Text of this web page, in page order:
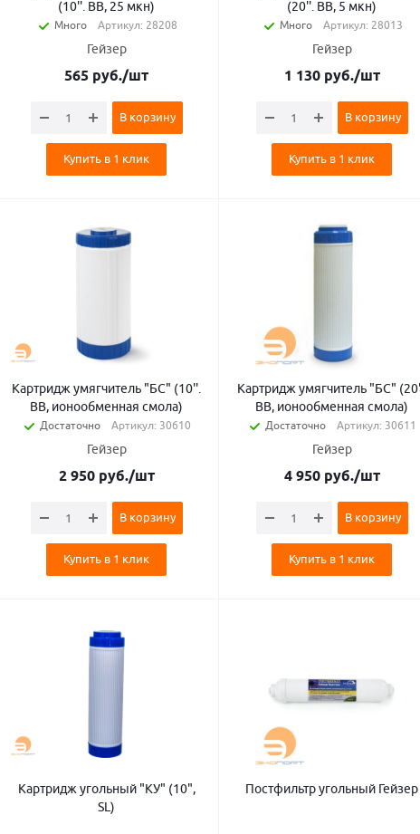
(10''. BB, 25 мкн)
Много Артикул: 28208
Гейзер
565 руб./шт
В корзину
Купить в 1 клик
(20''. BB, 5 мкн)
Много Артикул: 28013
Гейзер
1 130руб./шт
В корзину
Купить в 1 клик
Картридж умягчитель "БС" (10''.
ВВ, ионообменная смола)
Достаточно Артикул: 30610
Гейзер
2 950руб./шт
В корзину
Купить в 1 клик
Картридж умягчитель "БС" (20''.
ВВ, ионообменная смола)
Достаточно Артикул: 30611
Гейзер
4 950руб./шт
В корзину
Купить в 1 клик
Картридж угольный "КУ" (10",
SL)
Постфильтр угольный Гейзер